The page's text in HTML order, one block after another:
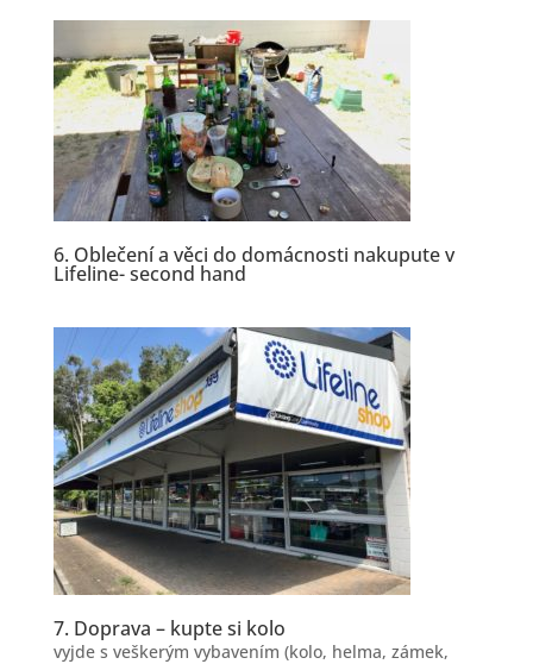
6. Oblečení a věci do domácnosti nakupute v
Lifeline- second hand
7. Doprava – kupte si kolo
vyjde s veškerým vybavením (kolo, helma, zámek,